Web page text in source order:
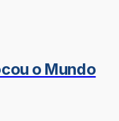
o Mundo